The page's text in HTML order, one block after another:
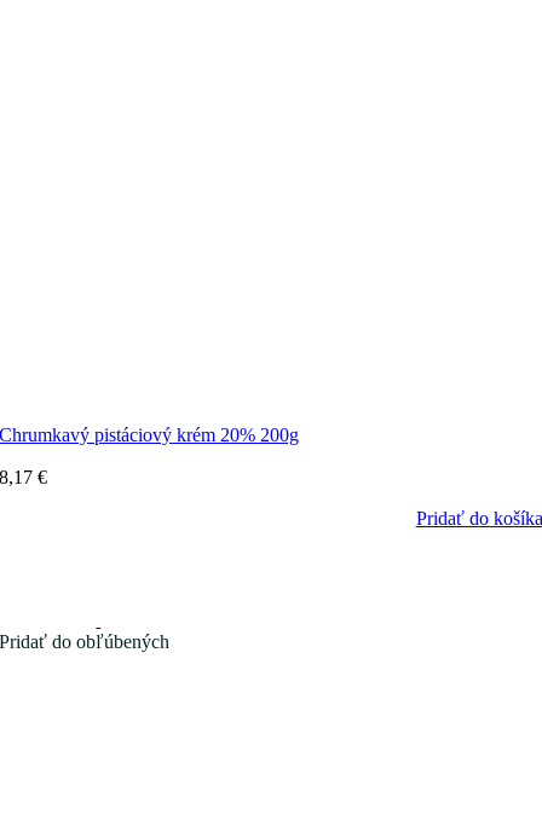
Chrumkavý pistáciový krém 20% 200g
8,17€
Pridať do košíka
Pridať do obľúbených